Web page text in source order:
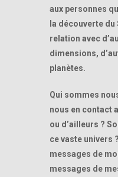
aux personnes
la découverte
relation avec
dimensions,
planètes.
Qui sommes
nous en contact
ou d’ailleurs ?
ce vaste univers
messages de
messages de